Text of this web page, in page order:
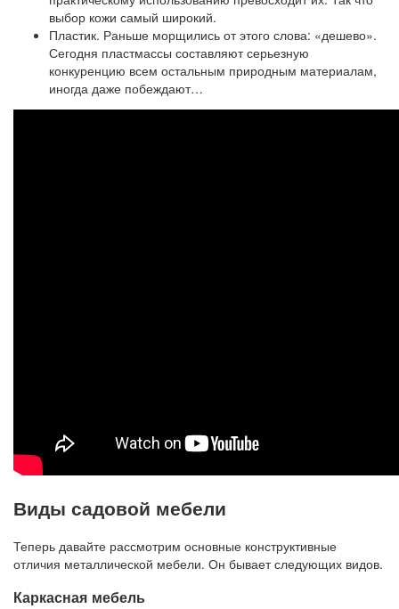
выбор кожи самый широкий.
Пластик. Раньше морщились от этого слова: «дешево».
Сегодня пластмассы составляют серьезную
конкуренцию всем остальным природным материалам,
иногда даже побеждают…
Виды садовой мебели
Теперь давайте рассмотрим основные конструктивные
отличия металлической мебели. Он бывает следующих видов.
Каркасная мебель